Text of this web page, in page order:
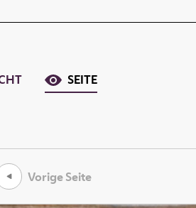
SEITE
Vorige Seite